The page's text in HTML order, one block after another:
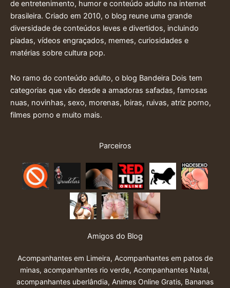
de entretenimento, humor e conteúdo adulto na internet
brasileira. Criado em 2010, o blog reune uma grande
diversidade de conteúdos leves e divertidos, incluindo
piadas, vídeos engraçados, memes, curiosidades e
matérias sobre cultura pop.
No ramo do conteúdo adulto, o blog Bandeira Dois tem
categorias que vão desde a amadoras safadas, famosas
nuas, novinhas, sexo, morenas, loiras, ruivas, atriz porno,
filmes porno e muito mais.
Parceiros
Amigos do Blog
Acompanhantes em Limeira, Acompanhantes em patos de
minas, acompanhantes rio verde, Acompanhantes Natal,
acompanhantes uberlândia, Animes Online Gratis, Bananas